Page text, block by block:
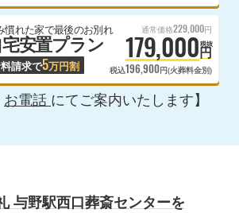
慣れた家で最後のお別れ
安置プラン
請求で5万円割
通常価格229,000円
179,000円
税抜
税込196,900円(火葬料金別)
お電話 にてご案内いたします】
与野駅西口葬斎センターを